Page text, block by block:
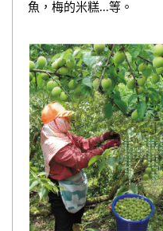
魚，梅的米糕...等。